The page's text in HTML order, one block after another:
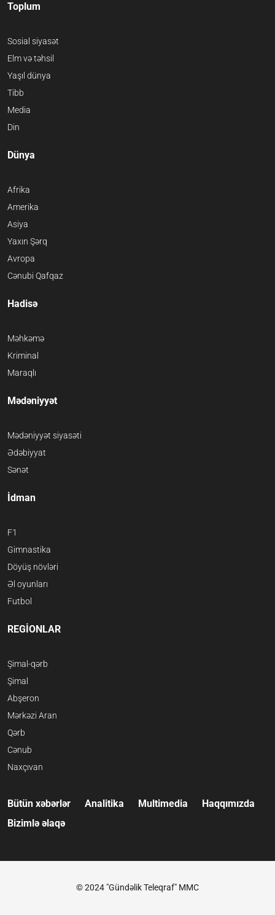
Toplum
Sosial siyasət
Elm və təhsil
Yaşıl dünya
Tibb
Media
Din
Dünya
Afrika
Amerika
Asiya
Yaxın Şərq
Avropa
Cənubi Qafqaz
Hadisə
Məhkəmə
Kriminal
Maraqlı
Mədəniyyət
Mədəniyyət siyasəti
Ədəbiyyat
Sənət
İdman
F1
Gimnastika
Döyüş növləri
Əl oyunları
Futbol
REGİONLAR
Şimal-qərb
Şimal
Abşeron
Mərkəzi Aran
Qərb
Cənub
Naxçıvan
Bütün xəbərlər Analitika Multimedia
Haqqımızda
Bizimlə əlaqə
© 2024 "Gündəlik Teleqraf" MMC